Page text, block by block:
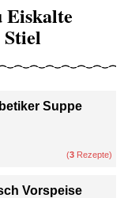
Eiskalte
Stiel
Suppe
(3 Rezepte)
Vorspeise